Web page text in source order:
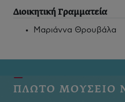
Διοικητική Γραμματεία
Μαριάννα Θρουβάλα
ΠΛΩΤΟ ΜΟΥΣΕΙΟ